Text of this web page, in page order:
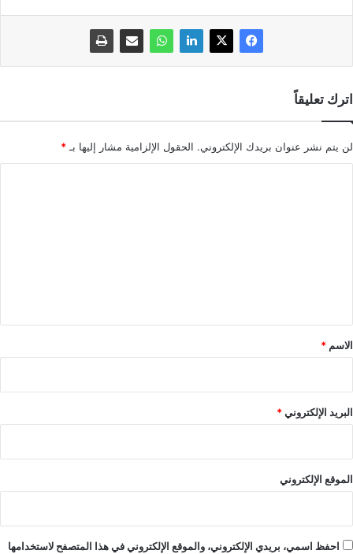
اترك تعليقاً
لن يتم نشر عنوان بريدك الإلكتروني. الحقول الإلزامية مشار إليها بـ*
*
الاسم *
البريد الإلكتروني*
الموقع الإلكتروني
احفظ اسمي، بريدي الإلكتروني، والموقع الإلكتروني في هذا المتصفح لاستخدامها